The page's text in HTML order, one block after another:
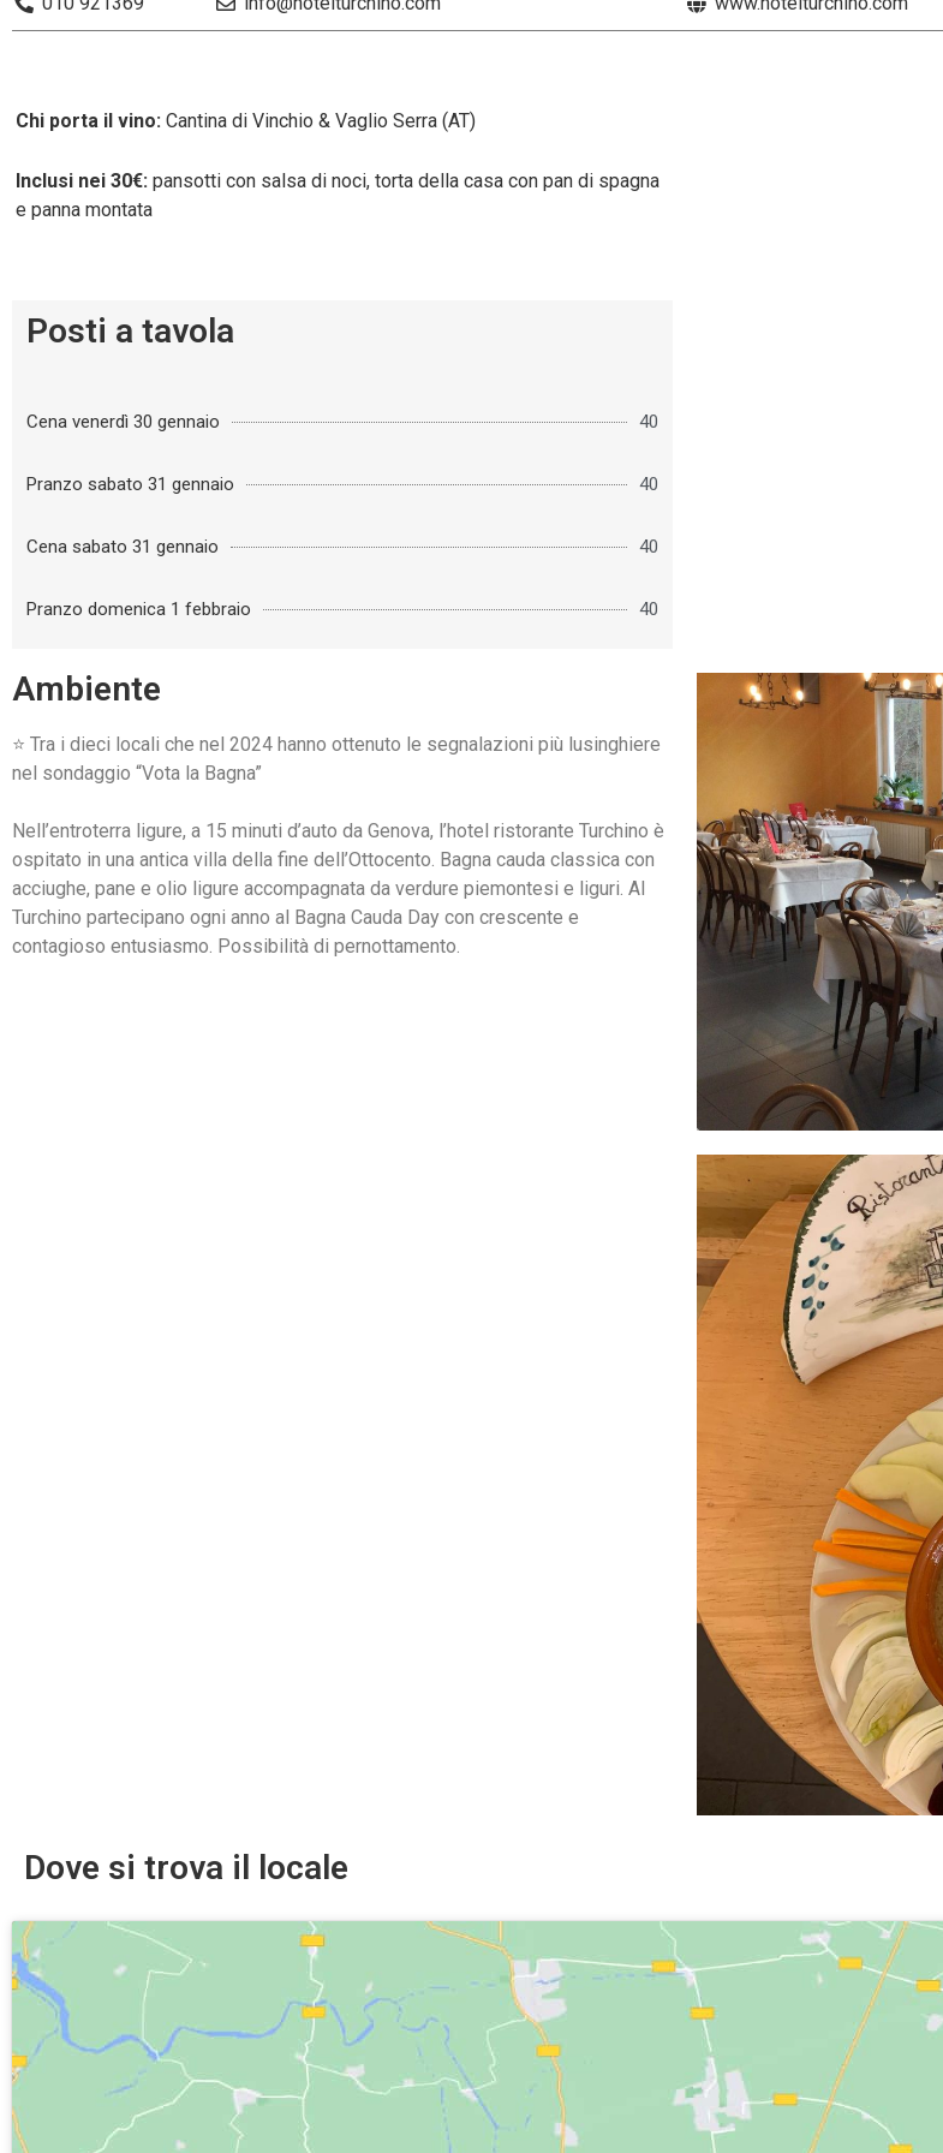
Chi porta il vino: Cantina di Vinchio & Vaglio Serra (AT)
Inclusi nei 30€: pansotti con salsa di noci, torta della casa con pan di spagna
e panna montata
Posti a tavola
Cena venerdì 30 gennaio 40
Pranzo sabato 31 gennaio 40
Cena sabato 31 gennaio 40
Pranzo domenica 1 febbraio 40
Ambiente
⭐️ Tra i dieci locali che nel 2024 hanno ottenuto le segnalazioni più lusinghiere
nel sondaggio “Vota la Bagna”
Nell’entroterra ligure, a 15 minuti d’auto da Genova, l’hotel ristorante Turchino è
ospitato in una antica villa della fine dell’Ottocento. Bagna cauda classica con
acciughe, pane e olio ligure accompagnata da verdure piemontesi e liguri. Al
Turchino partecipano ogni anno al Bagna Cauda Day con crescente e
contagioso entusiasmo. Possibilità di pernottamento.
Dove si trova il locale